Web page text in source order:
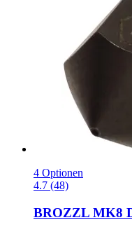
4 Optionen
4.7 (48)
BROZZL MK8